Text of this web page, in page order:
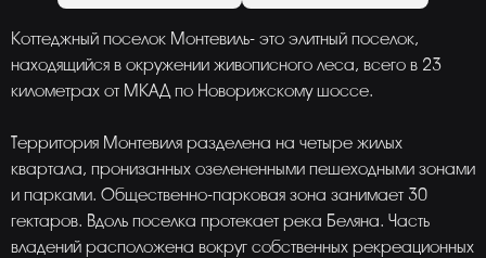
Коттеджный поселок Монтевиль- это элитный поселок,
находящийся в окружении живописного леса, всего в 23
километрах от МКАД по Новорижскому шоссе.
Территория Монтевиля разделена на четыре жилых
квартала, пронизанных озелененными пешеходными зонами
и парками. Общественно-парковая зона занимает 30
гектаров. Вдоль поселка протекает река Беляна. Часть
владений расположена вокруг собственных рекреационных